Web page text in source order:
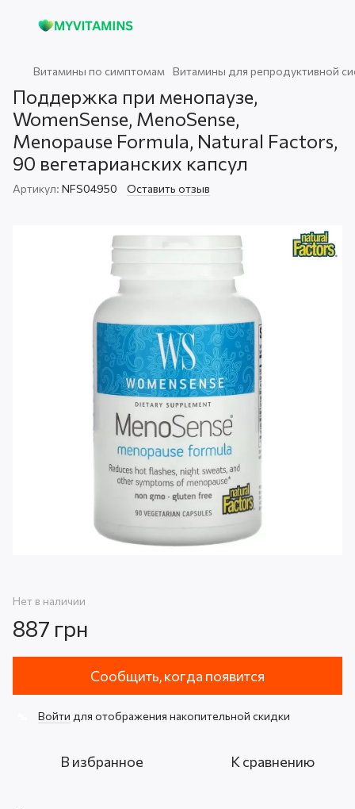
Витамины по симптомам Витамины для репродуктивной
Поддержка при менопаузе,
WomenSense, MenoSense,
Menopause Formula, Natural Factors,
90 вегетарианских капсул
Артикул: NFS04950 Оставить отзыв
Нет в наличии
887 грн
Сообщить, когда появится
Войти для отображения накопительной скидки
В избранное К сравнению